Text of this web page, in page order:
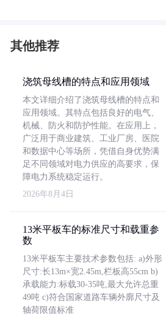
其他推荐
浇筑母线槽的特点和应用领域
本文详细介绍了浇筑母线槽的特点和
应用领域。其特点包括良好的电气、
机械、防火和防护性能。在应用上，
广泛用于商业建筑、工业厂房、医院
和数据中心等场所，凭借自身优势满
足不同领域对电力供应的高要求，保
障电力系统稳定运行。
2026年8月4日
13米平板车的标准尺寸和载重参
数
13米平板车主要技术参数包括: a)外形
尺寸:长13m×宽2.45m,栏板高55cm b)
承载能力:标载30-35吨,最大允许总重
49吨 c)符合国家道路车辆外廓尺寸及
轴荷限值标准